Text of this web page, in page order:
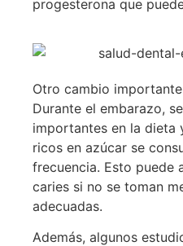
progesterona que
Otro cambio
Durante el embarazo,
importantes en la dieta
ricos en azúcar se
frecuencia. Esto puede
caries si no se toman
adecuadas.
Además, algunos